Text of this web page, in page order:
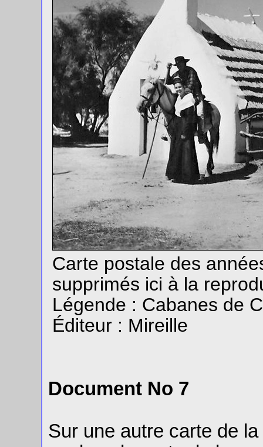
Carte postale des
supprimés ici à la
Légende : Cabanes de
Éditeur : Mireille
Document No 7
Sur une autre carte de